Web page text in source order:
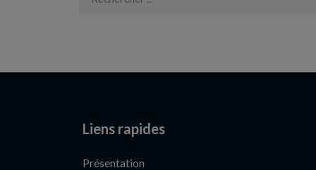
Liens rapides
Présentation